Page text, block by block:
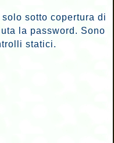
sotto copertura di
la password. Sono
statici.